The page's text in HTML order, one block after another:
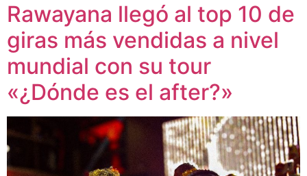
Rawayana llegó al top 10 de
giras más vendidas a nivel
mundial con su tour
«¿Dónde es el after?»